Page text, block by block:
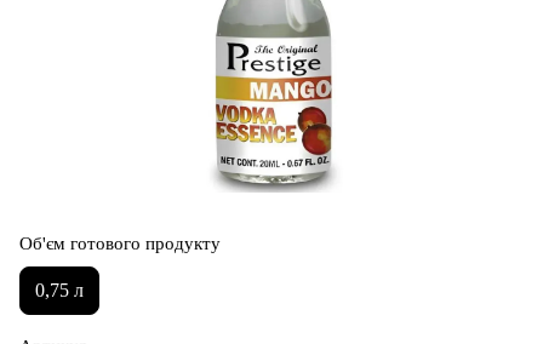
Об'єм готового продукту
0,75 л